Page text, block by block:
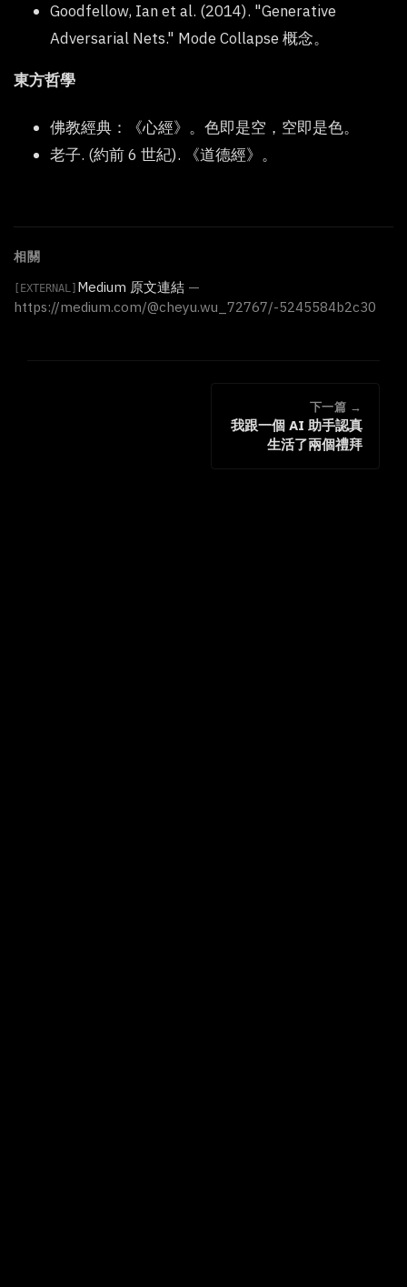
Goodfellow, Ian et al. (2014). "Generative
Adversarial Nets." Mode Collapse 概念。
東方哲學
佛教經典：《心經》。色即是空，空即是色。
老子. (約前 6 世紀). 《道德經》。
相關
[EXTERNAL] Medium 原文連結 —
https://medium.com/@cheyu.wu_72767/-5245584b2c30
下一篇 →
我跟一個 AI 助手認真
生活了兩個禮拜